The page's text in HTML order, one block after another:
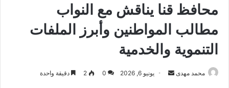
محافظ قنا يناقش مع النواب
مطالب المواطنين وأبرز الملفات
التنموية والخدمية
محمد مهدى
أرسل يونيو 6, 2026 0
2 دقيقة واحدة